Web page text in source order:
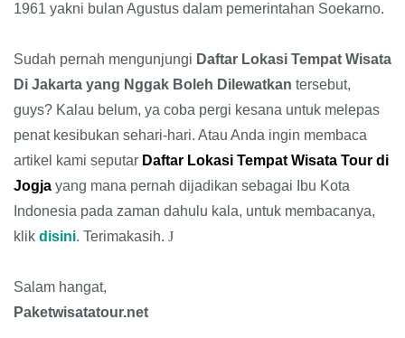
1961 yakni bulan Agustus dalam pemerintahan Soekarno.
Sudah pernah mengunjungi Daftar Lokasi Tempat Wisata
Di Jakarta yang Nggak Boleh Dilewatkan tersebut,
guys? Kalau belum, ya coba pergi kesana untuk melepas
penat kesibukan sehari-hari. Atau Anda ingin membaca
artikel kami seputar Daftar Lokasi Tempat Wisata Tour di
Jogja yang mana pernah dijadikan sebagai Ibu Kota
Indonesia pada zaman dahulu kala, untuk membacanya,
klik disini. Terimakasih. J
Salam hangat,
Paketwisatatour.net